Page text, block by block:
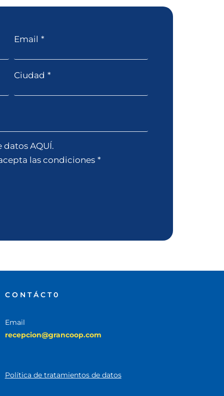
Email *
Ciudad *
AQUÍ.
las condiciones *
CONTÁCT0
Email
recepcion@grancoop.com
Política de tratamientos de datos